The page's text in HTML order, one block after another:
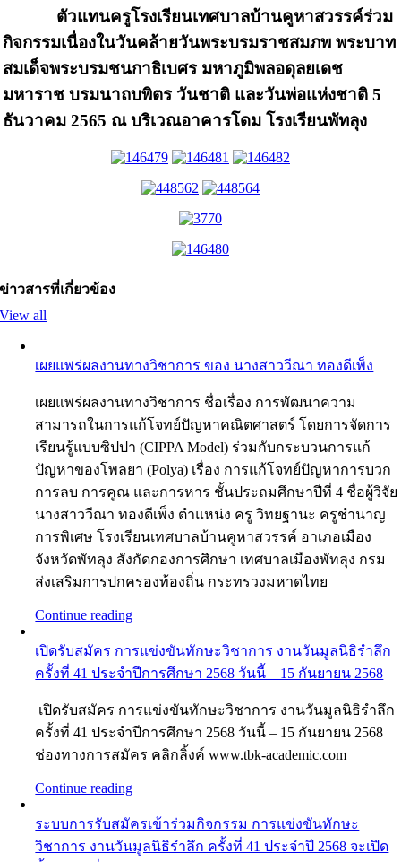
ตัวแทนครูโรงเรียนเทศบาลบ้านคูหาสวรรค์ร่วม
กิจกรรมเนื่องในวันคล้ายวันพระบรมราชสมภพ พระบาท
สมเด็จพระบรมชนกาธิเบศร มหาภูมิพลอดุลยเดช
มหาราช บรมนาถบพิตร วันชาติ และวันพ่อแห่งชาติ 5
ธันวาคม 2565 ณ บริเวณอาคารโดม โรงเรียนพัทลุง
ข่าวสารที่เกี่ยวข้อง
View all
เผยแพร่ผลงานทางวิชาการ ของ นางสาววีณา ทองดีเพ็ง
เผยแพร่ผลงานทางวิชาการ ชื่อเรื่อง การพัฒนาความ
สามารถในการแก้โจทย์ปัญหาคณิตศาสตร์ โดยการจัดการ
เรียนรู้แบบซิปปา (CIPPA Model) ร่วมกับกระบวนการแก้
ปัญหาของโพลยา (Polya) เรื่อง การแก้โจทย์ปัญหาการบวก
การลบ การคูณ และการหาร ชั้นประถมศึกษาปีที่ 4 ชื่อผู้วิจัย
นางสาววีณา ทองดีเพ็ง ตำแหน่ง ครู วิทยฐานะ ครูชำนาญ
การพิเศษ โรงเรียนเทศบาลบ้านคูหาสวรรค์ อาเภอเมือง
จังหวัดพัทลุง สังกัดกองการศึกษา เทศบาลเมืองพัทลุง กรม
ส่งเสริมการปกครองท้องถิ่น กระทรวงมหาดไทย
Continue reading
เปิดรับสมัคร การแข่งขันทักษะวิชาการ งานวันมูลนิธิรำลึก
ครั้งที่ 41 ประจำปีการศึกษา 2568 วันนี้ – 15 กันยายน 2568
เปิดรับสมัคร การแข่งขันทักษะวิชาการ งานวันมูลนิธิรำลึก
ครั้งที่ 41 ประจำปีการศึกษา 2568 วันนี้ – 15 กันยายน 2568
ช่องทางการสมัคร คลิกลิ้งค์ www.tbk-academic.com
Continue reading
ระบบการรับสมัครเข้าร่วมกิจกรรม การแข่งขันทักษะ
วิชาการ งานวันมูลนิธิรำลึก ครั้งที่ 41 ประจำปี 2568 จะเปิด